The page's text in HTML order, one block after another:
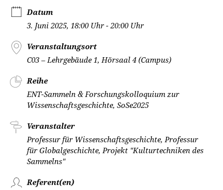
Datum
3. Juni 2025, 18:00 Uhr - 20:00 Uhr
Veranstaltungsort
C03 – Lehrgebäude 1, Hörsaal 4 (Campus)
Reihe
ENT-Sammeln & Forschungskolloquium zur
Wissenschaftsgeschichte, SoSe2025
Veranstalter
Professur für Wissenschaftsgeschichte, Professur
für Globalgeschichte, Projekt "Kulturtechniken des
Sammelns"
Referent(en)